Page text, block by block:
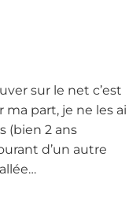
sur le net c’est
part, je ne les ai
(bien 2 ans
d’un autre